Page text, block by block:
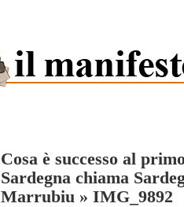
Cosa è successo al
Sardegna chiama
Marrubiu » IMG_9892